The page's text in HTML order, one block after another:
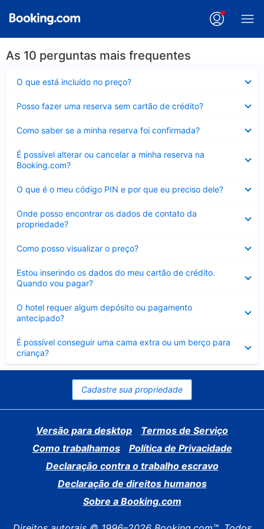
As 10 perguntas mais frequentes
O que está incluído no preço?
Posso fazer uma reserva sem cartão de crédito?
Como saber se a minha reserva foi confirmada?
É possível alterar ou cancelar a minha reserva na
Booking.com?
Contraído
O que é o meu código PIN e por que eu preciso dele?
Onde posso encontrar os dados de contato da
propriedade?
Como posso visualizar o preço?
Estou inserindo os dados do meu cartão de crédito.
Quando vou pagar?
O hotel requer algum depósito ou pagamento
antecipado?
É possível conseguir uma cama extra ou um berço para
criança?
Contraído
Cadastre sua propriedade
Versão para desktop
Termos de Serviço
Como trabalhamos
Política de Privacidade
Declaração contra o trabalho escravo
Declaração de direitos humanos
Sobre a Booking.com